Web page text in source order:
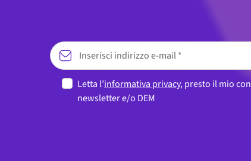
Letta l’informativa privacy, presto il mio
newsletter e/o DEM